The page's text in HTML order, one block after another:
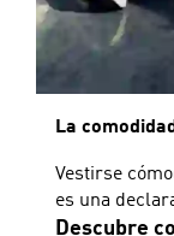
La
Vestirse
es una
Descubre